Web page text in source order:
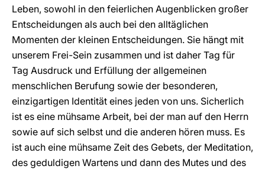
Leben, sowohl in den feierlichen Augenblicken großer
Entscheidungen als auch bei den alltäglichen
Momenten der kleinen Entscheidungen. Sie hängt mit
unserem Frei-Sein zusammen und ist daher Tag für
Tag Ausdruck und Erfüllung der allgemeinen
menschlichen Berufung sowie der besonderen,
einzigartigen Identität eines jeden von uns. Sicherlich
ist es eine mühsame Arbeit, bei der man auf den Herrn
sowie auf sich selbst und die anderen hören muss. Es
ist auch eine mühsame Zeit des Gebets, der Meditation,
des geduldigen Wartens und dann des Mutes und des